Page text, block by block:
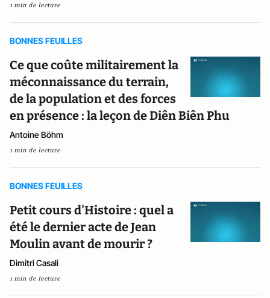
1 min de lecture
BONNES FEUILLES
Ce que coûte militairement la
méconnaissance du terrain,
de la population et des forces
en présence : la leçon de Diên Biên Phu
Antoine Böhm
1 min de lecture
BONNES FEUILLES
Petit cours d'Histoire : quel a
été le dernier acte de Jean
Moulin avant de mourir ?
Dimitri Casali
1 min de lecture